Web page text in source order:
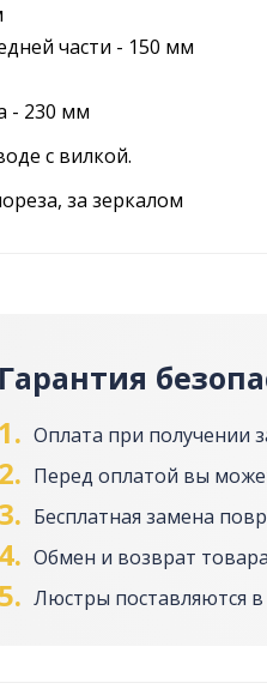
части - 150 мм
- 230 мм
с вилкой.
за зеркалом
Гарантия
1. Оплата при получении
2. Перед оплатой вы
3. Бесплатная замена
4. Обмен и возврат
5. Люстры поставляются